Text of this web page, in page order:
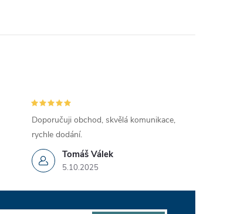
Tomáš Válek
5.10.2025
Doporučuji obchod, skvělá komunikace,
rychle dodání.